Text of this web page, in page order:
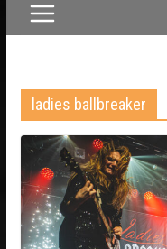
ladies ballbreaker